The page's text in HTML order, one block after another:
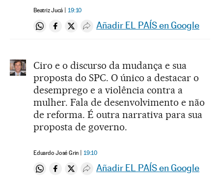
Beatriz Jucá 19:10
Compartir en Whatsapp
Compartir en Facebook
Compartir en Twitter
Desplegar Redes Sociales
Añadir EL PAÍS en Google
Ciro e o discurso da mudança e sua
proposta do SPC. O único a destacar o
desemprego e a violência contra a
mulher. Fala de desenvolvimento e não
de reforma. É outra narrativa para sua
proposta de governo.
Eduardo José Grin 19:10
Compartir en Whatsapp
Compartir en Facebook
Compartir en Twitter
Desplegar Redes Sociales
Añadir EL PAÍS en Google